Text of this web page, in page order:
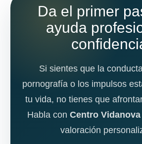
Da el primer
ayuda
Si sientes que la
pornografía o los impulsos
tu vida, no tienes que
Habla con Centro Vidanova
valoración